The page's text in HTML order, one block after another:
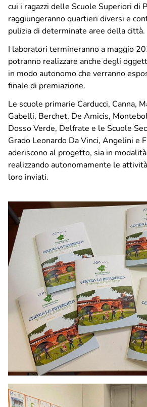
Hai bisogno di info o vuoi inviarci una
Inviaci una richiesta
cui i ragazzi delle Scuole Superiori di
raggiungeranno quartieri diversi e
pulizia di determinate aree della città.
I laboratori termineranno a maggio
potranno realizzare anche degli
in modo autonomo che verranno
finale di premiazione.
Le scuole primarie Carducci, Canna,
Gabelli, Berchet, De Amicis,
Dosso Verde, Delfrate e le Scuole
Grado Leonardo Da Vinci, Angelini e
aderiscono al progetto, sia in
realizzando autonomamente le
loro inviati.